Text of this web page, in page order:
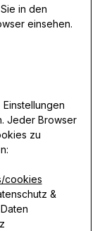
in den
einsehen.
Jeder Browser
zu
cookies
&